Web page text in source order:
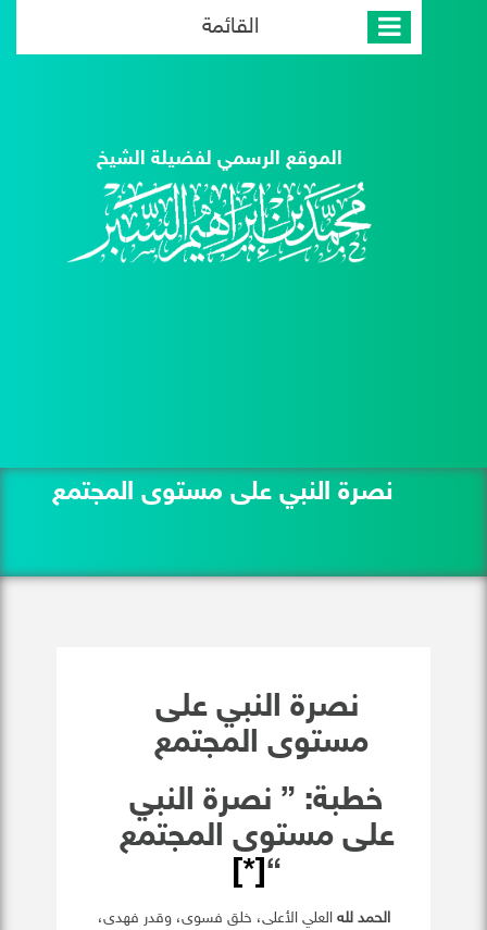
القائمة
الموقع الرسمي لفضيلة الشيخ
نصرة النبي على مستوى المجتمع ​
نصرة النبي على
مستوى المجتمع ​
خطبة: ” نصرة النبي
على مستوى المجتمع
“
[*]
الحمد لله العلي الأعلى، خلق فسوى، وقدر فهدى،